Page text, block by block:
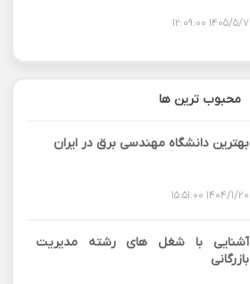
1405/5/7 12:09:00
محبوب ترین ها
بهترین دانشگاه مهندسی برق در ایران
1404/1/20 15:51:00
آشنایی با شغل های رشته مدیریت
بازرگانی